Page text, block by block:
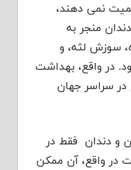
نمی دهند،
منجر به
سوزش لثه، و
در واقع، بهداشت
سراسر جهان
و دندان فقط در
در واقع، آن ممکن